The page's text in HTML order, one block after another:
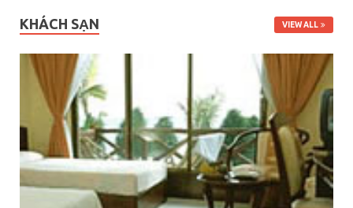
KHÁCH SẠN VIEW ALL